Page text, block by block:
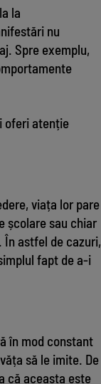
la
nu
Spre exemplu,
oferi atenție
viața lor pare
școlare sau chiar
În astfel de cazuri,
fapt de a-i
în mod constant
să le imite. De
că aceasta este